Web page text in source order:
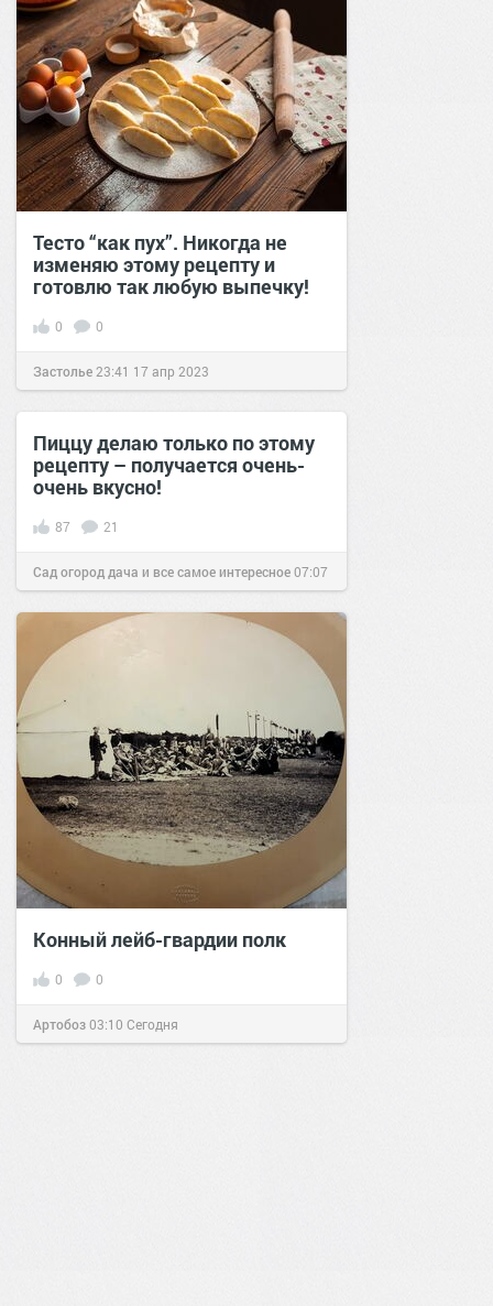
Тесто “как пух”. Никогда не
изменяю этому рецепту и
готовлю так любую выпечку!
0 0
Застолье23:41 17 апр 2023
Пиццу делаю только по этому
рецепту – получается очень-
очень вкусно!
87 21
Сад огород дача и все самое интересное07:07
15 июл 2018
Конный лейб-гвардии полк
0 0
Артобоз03:10 Сегодня